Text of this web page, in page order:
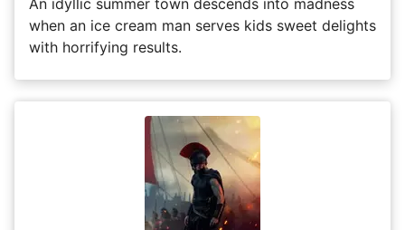
when an ice cream man serves kids sweet delights
with horrifying results.